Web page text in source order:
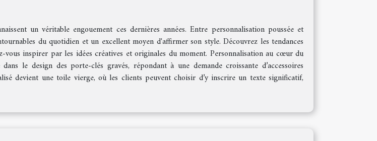
un véritable engouement ces dernières années. Entre personnalisation poussée et
du quotidien et un excellent moyen d'affirmer son style. Découvrez les tendances
inspirer par les idées créatives et originales du moment. Personnalisation au cœur du
le design des porte-clés gravés, répondant à une demande croissante d’accessoires
devient une toile vierge, où les clients peuvent choisir d’y inscrire un texte significatif,